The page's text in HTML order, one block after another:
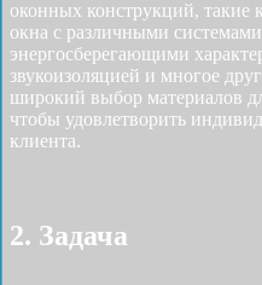
оконных конструкций, такие
окна с различными
энергосберегающими
звукоизоляцией и многое
широкий выбор материалов
чтобы удовлетворить
клиента.
2. Задача